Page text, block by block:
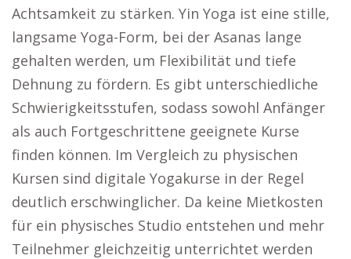
Achtsamkeit zu stärken. Yin Yoga ist eine stille,
langsame Yoga-Form, bei der Asanas lange
gehalten werden, um Flexibilität und tiefe
Dehnung zu fördern. Es gibt unterschiedliche
Schwierigkeitsstufen, sodass sowohl Anfänger
als auch Fortgeschrittene geeignete Kurse
finden können. Im Vergleich zu physischen
Kursen sind digitale Yogakurse in der Regel
deutlich erschwinglicher. Da keine Mietkosten
für ein physisches Studio entstehen und mehr
Teilnehmer gleichzeitig unterrichtet werden